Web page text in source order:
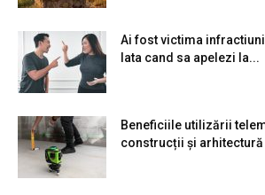
Ai fost victima
Iata cand sa apelezi la...
Beneficiile utilizării
construcții și arhitectură